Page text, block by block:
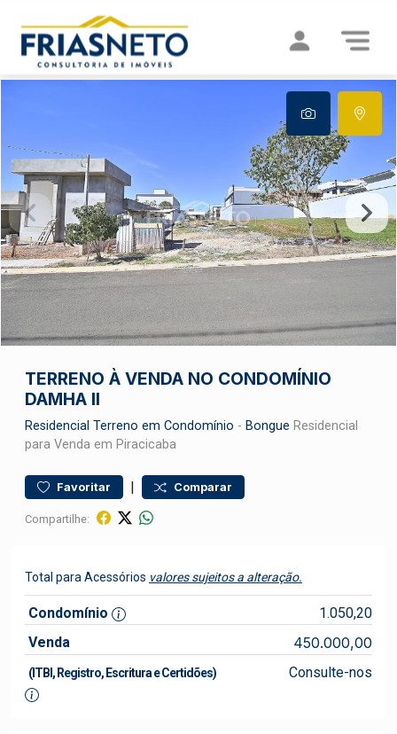
TERRENO À VENDA NO CONDOMÍNIO
DAMHA II
Residencial Terreno em Condomínio - Bongue Residencial
para Venda em Piracicaba
Favoritar | Comparar
Compartilhe:
Total para Acessórios valores sujeitos a alteração.
Condomínio
1.050,20
Venda
450.000,00
(ITBI, Registro, Escritura e Certidões) Consulte-nos